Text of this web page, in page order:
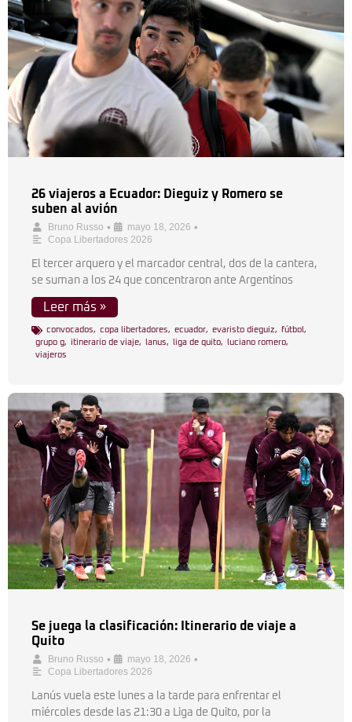
26 viajeros a Ecuador: Dieguiz y Romero se
suben al avión
Bruno Russo • mayo 18, 2026 •
Copa Libertadores 2026
El tercer arquero y el marcador central, dos de la cantera,
se suman a los 24 que concentraron ante Argentinos
Leer más »
convocados, copa libertadores, ecuador, evaristo dieguiz, fútbol ,
grupo g, itinerario de viaje, lanus, liga de quito, luciano romero,
viajeros
Se juega la clasificación: Itinerario de viaje a
Quito
Bruno Russo • mayo 18, 2026 •
Copa Libertadores 2026
Lanús vuela este lunes a la tarde para enfrentar el
miércoles desde las 21:30 a Liga de Quito, por la